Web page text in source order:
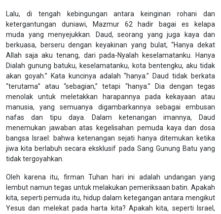
Lalu, di tengah kebingungan antara keinginan rohani dan
ketergantungan duniawi, Mazmur 62 hadir bagai es kelapa
muda yang menyejukkan. Daud, seorang yang juga kaya dan
berkuasa, berseru dengan keyakinan yang bulat, “Hanya dekat
Allah saja aku tenang, dari pada-Nyalah keselamatanku. Hanya
Dialah gunung batuku, keselamatanku, kota bentengku, aku tidak
akan goyah.” Kata kuncinya adalah “hanya.” Daud tidak berkata
“terutama” atau “sebagian,” tetapi “hanya.” Dia dengan tegas
menolak untuk meletakkan harapannya pada kekayaan atau
manusia, yang semuanya digambarkannya sebagai embusan
nafas dan tipu daya. Dalam ketenangan imannya, Daud
menemukan jawaban atas kegelisahan pemuda kaya dan dosa
bangsa Israel: bahwa ketenangan sejati hanya ditemukan ketika
jiwa kita berlabuh secara eksklusif pada Sang Gunung Batu yang
tidak tergoyahkan.
Oleh karena itu, firman Tuhan hari ini adalah undangan yang
lembut namun tegas untuk melakukan pemeriksaan batin. Apakah
kita, seperti pemuda itu, hidup dalam ketegangan antara mengikut
Yesus dan melekat pada harta kita? Apakah kita, seperti Israel,